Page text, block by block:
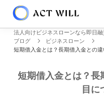
法人向けビジネスローンなら即日
ブログ
ビジネスローン
短期借入金とは？長期借入金との
短期借入金とは？長
目に